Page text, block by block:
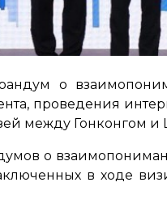
о
проведения
между Гонконгом и
о
в ходе